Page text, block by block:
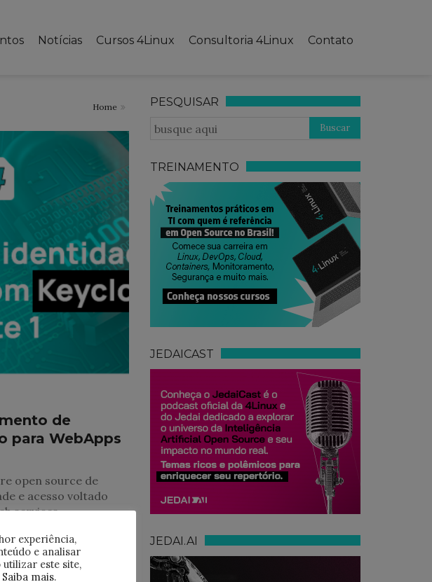
Notícias Cursos 4Linux Consultoria 4Linux Contato
Home
de
para WebApps
open source de
e acesso voltado
services.
PESQUISAR
TREINAMENTO
JEDAICAST
JEDAI.AI
experiência,
e analisar
este site,
Saiba mais.